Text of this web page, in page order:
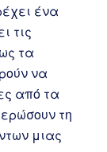
ένα
τις
τα
να
από τα
τη
μιας